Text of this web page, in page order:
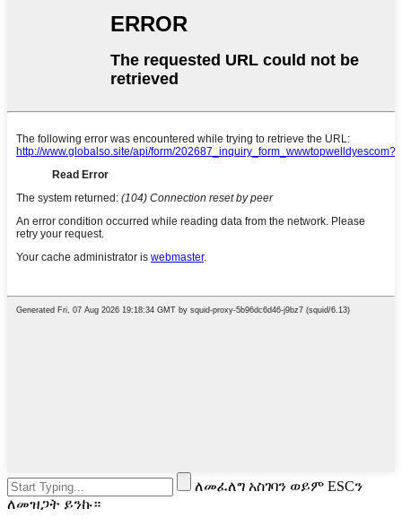
ለመፈለግ አስገባን ወይም ESCን
ለመዝጋት ይንኩ።